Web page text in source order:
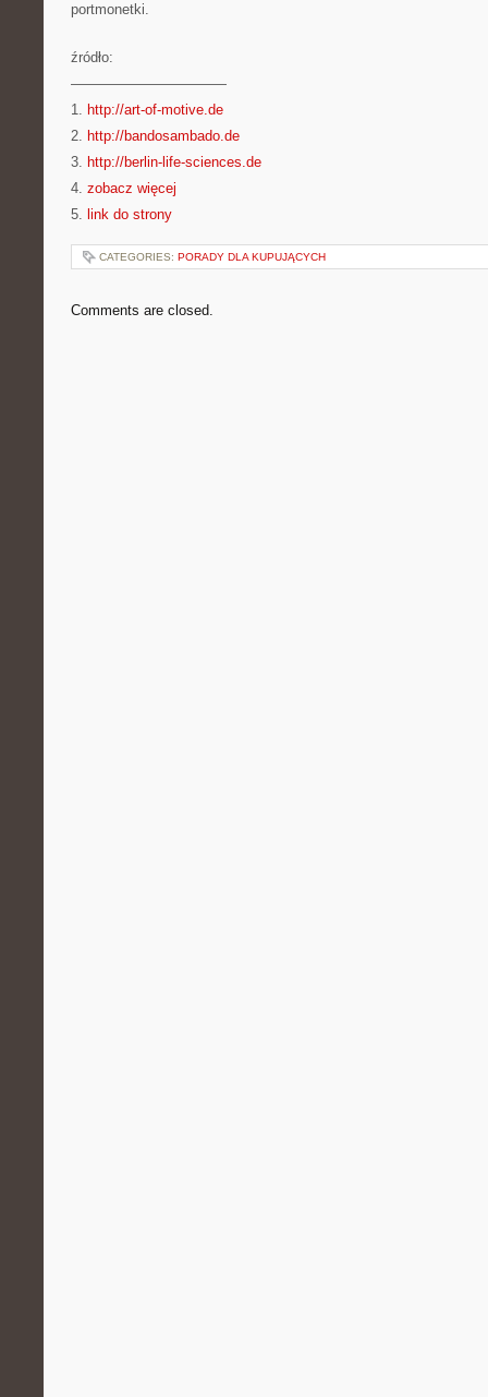
portmonetki.
źródło:
———————————
1. http://art-of-motive.de
2. http://bandosambado.de
3. http://berlin-life-sciences.de
4. zobacz więcej
5. link do strony
CATEGORIES: PORADY DLA KUPUJĄCYCH
Comments are closed.